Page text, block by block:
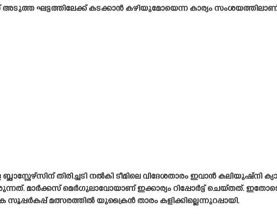
അടുത്ത ഘട്ടത്തിലേക്ക് കടക്കാൻ കഴിയുമോയെന്ന കാര്യം
തിരിച്ചടി നൽകി ടീമിലെ വിദേശതാരം ഇവാൻ കലിയുഷ്‌നി
മാർക്കസ് മെർഗുലാവോയാണ് ഇക്കാര്യം റിപ്പോർട്ട് ചെയ്‌തത്‌.
മത്സരത്തിൽ യുക്രൈൻ താരം കളിക്കില്ലെന്നുറപ്പായി.